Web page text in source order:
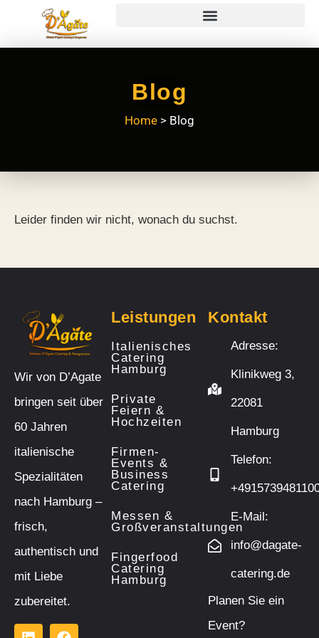
Blog
Home > Blog
Leider finden wir nicht, wonach du suchst.
Wir von D’Agate
bringen seit über
60 Jahren
italienische
Spezialitäten
nach Hamburg –
frisch,
authentisch und
mit Liebe
zubereitet.
Leistungen
Italienisches
Catering
Hamburg
Private
Feiern &
Hochzeiten
Firmen-
Events &
Business
Catering
Messen &
Großveranstaltungen
Fingerfood
Catering
Hamburg
Kontakt
Adresse:
Klinikweg 3,
22081
Hamburg
Telefon:
E-Mail:
info@dagate-
catering.de
Planen Sie ein
Event?